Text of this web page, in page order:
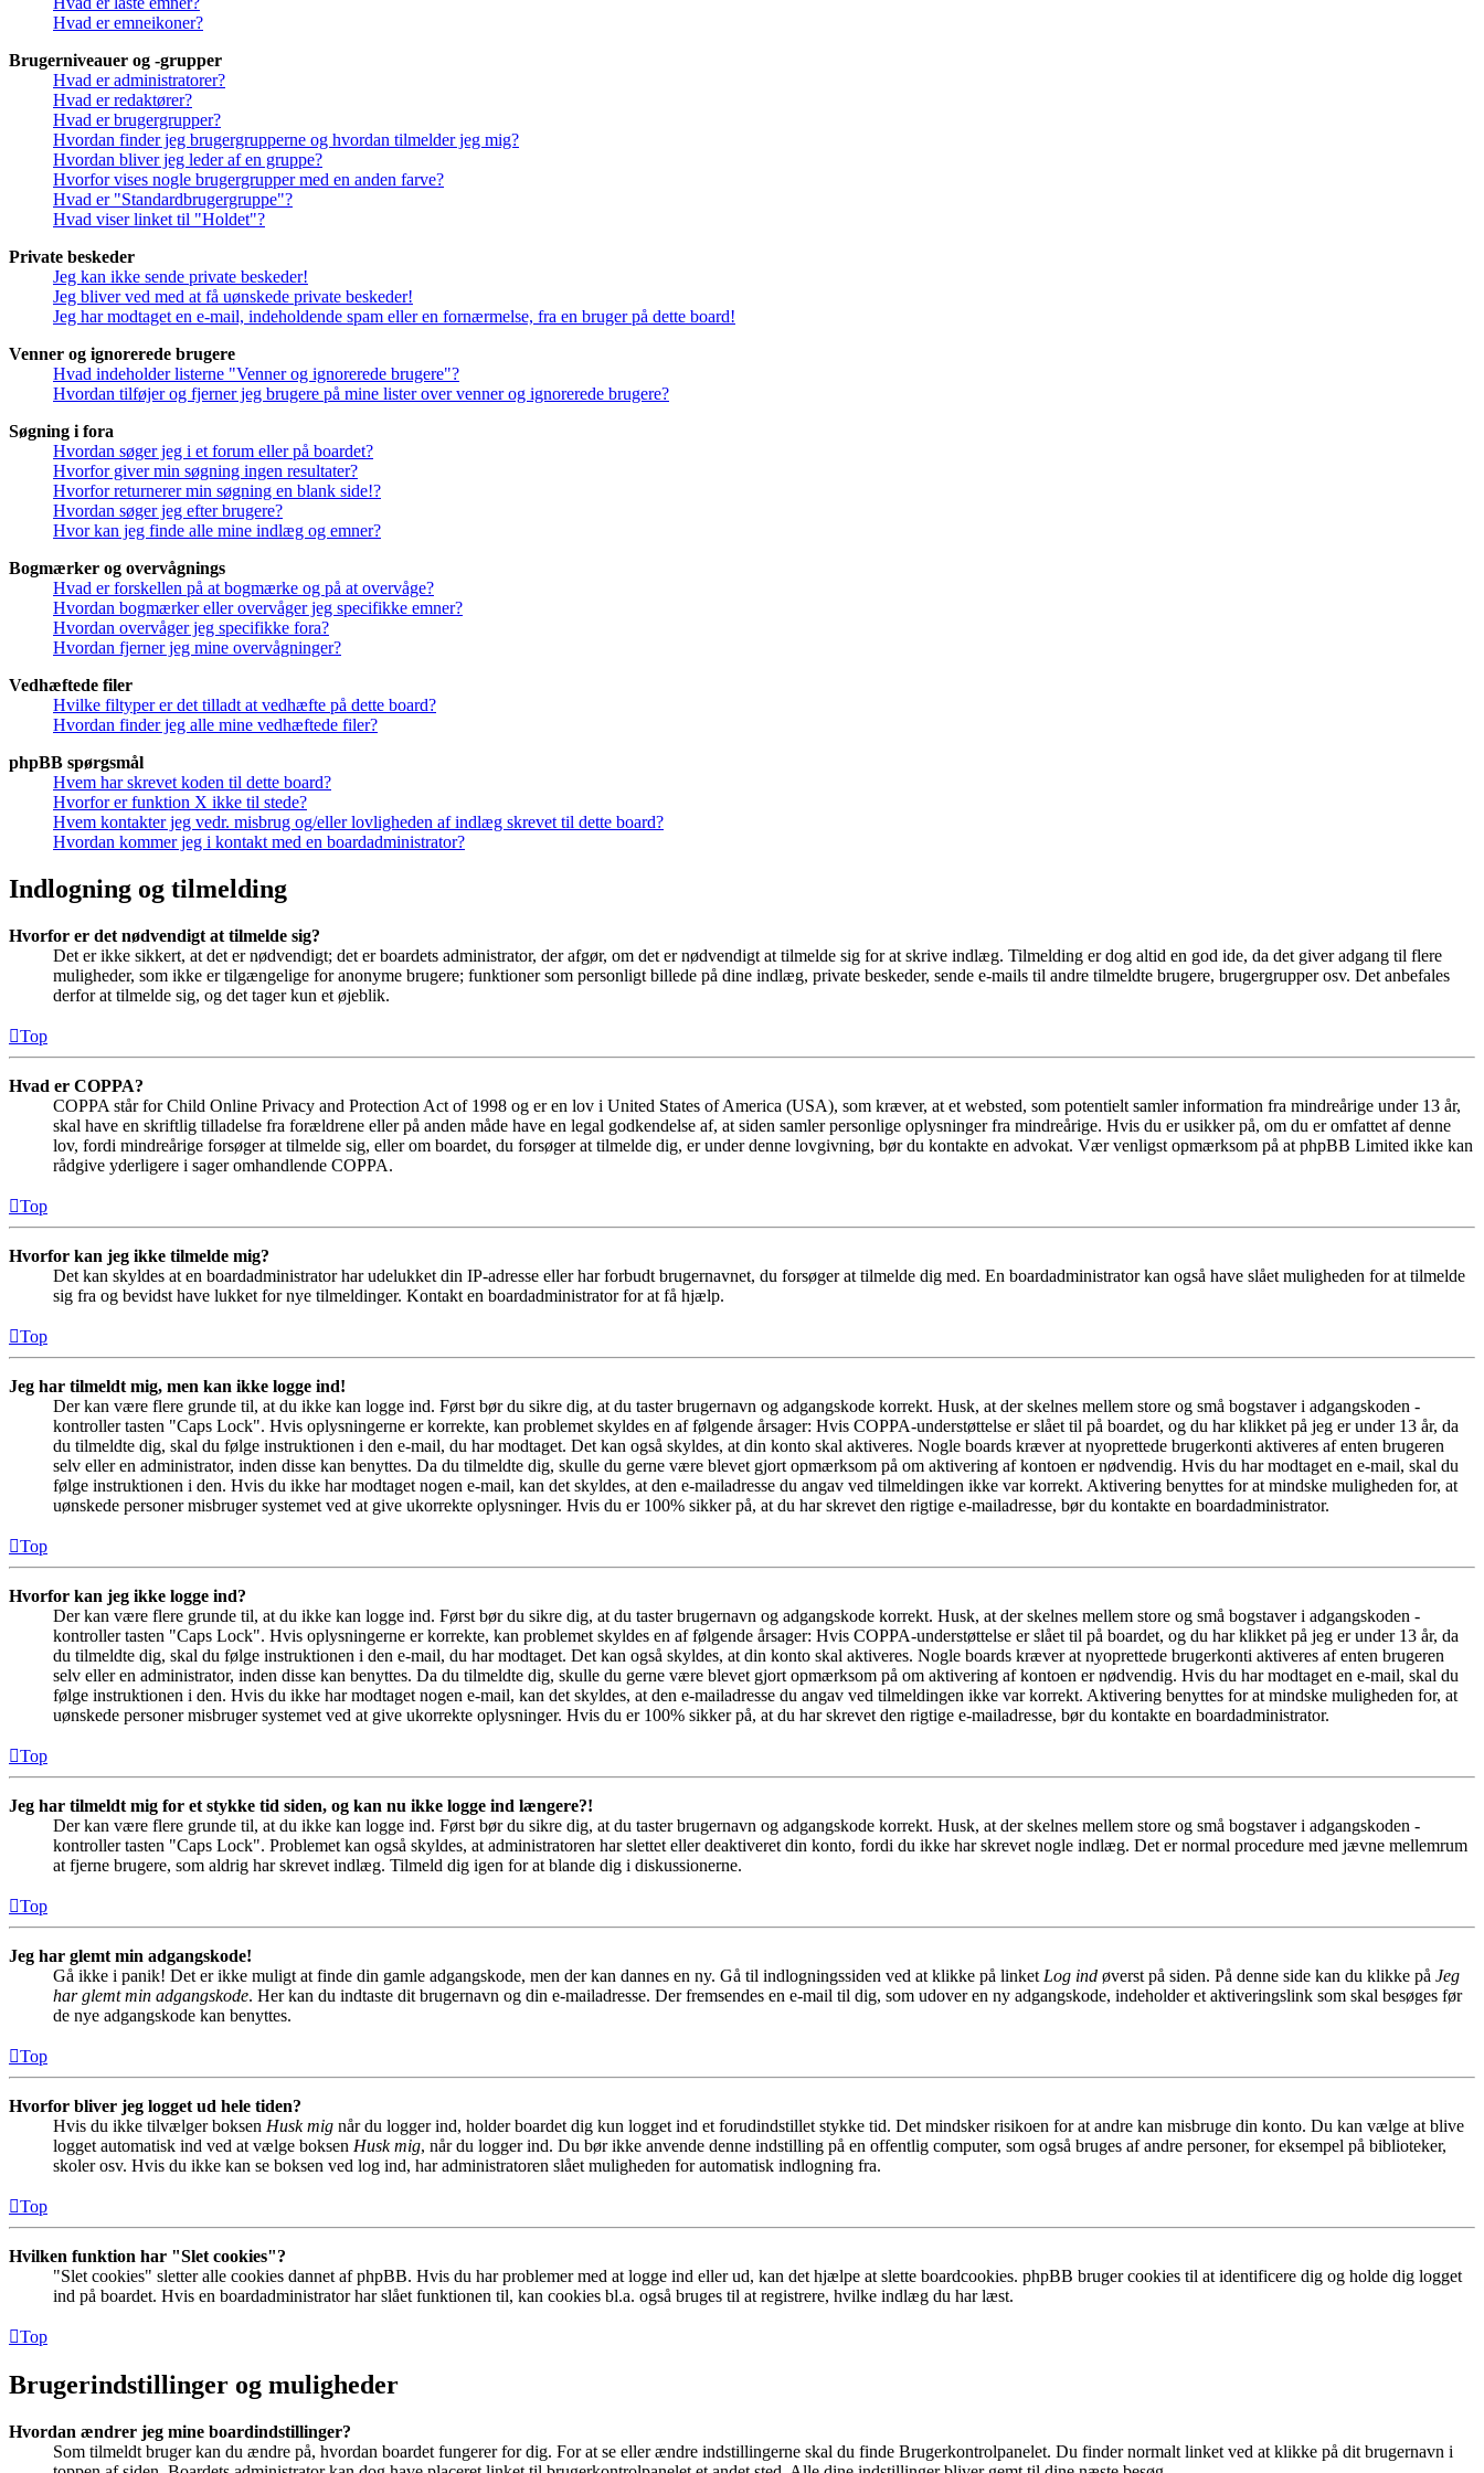
Hvad er emneikoner?
Brugerniveauer og -grupper
Hvad er administratorer?
Hvad er redaktører?
Hvad er brugergrupper?
Hvordan finder jeg brugergrupperne og hvordan tilmelder jeg mig?
Hvordan bliver jeg leder af en gruppe?
Hvorfor vises nogle brugergrupper med en anden farve?
Hvad er "Standardbrugergruppe"?
Hvad viser linket til "Holdet"?
Private beskeder
Jeg kan ikke sende private beskeder!
Jeg bliver ved med at få uønskede private beskeder!
Jeg har modtaget en e-mail, indeholdende spam eller en fornærmelse, fra en bruger på dette board!
Venner og ignorerede brugere
Hvad indeholder listerne "Venner og ignorerede brugere"?
Hvordan tilføjer og fjerner jeg brugere på mine lister over venner og ignorerede brugere?
Søgning i fora
Hvordan søger jeg i et forum eller på boardet?
Hvorfor giver min søgning ingen resultater?
Hvorfor returnerer min søgning en blank side!?
Hvordan søger jeg efter brugere?
Hvor kan jeg finde alle mine indlæg og emner?
Bogmærker og overvågnings
Hvad er forskellen på at bogmærke og på at overvåge?
Hvordan bogmærker eller overvåger jeg specifikke emner?
Hvordan overvåger jeg specifikke fora?
Hvordan fjerner jeg mine overvågninger?
Vedhæftede filer
Hvilke filtyper er det tilladt at vedhæfte på dette board?
Hvordan finder jeg alle mine vedhæftede filer?
phpBB spørgsmål
Hvem har skrevet koden til dette board?
Hvorfor er funktion X ikke til stede?
Hvem kontakter jeg vedr. misbrug og/eller lovligheden af indlæg skrevet til dette board?
Hvordan kommer jeg i kontakt med en boardadministrator?
Indlogning og tilmelding
Hvorfor er det nødvendigt at tilmelde sig?
Det er ikke sikkert, at det er nødvendigt; det er boardets administrator, der afgør, om det er nødvendigt at tilmelde sig for at skrive indlæg. Tilmelding er dog altid en god ide, da det giver adgang til flere
muligheder, som ikke er tilgængelige for anonyme brugere; funktioner som personligt billede på dine indlæg, private beskeder, sende e-mails til andre tilmeldte brugere, brugergrupper osv. Det anbefales
derfor at tilmelde sig, og det tager kun et øjeblik.
Top
Hvad er COPPA?
COPPA står for Child Online Privacy and Protection Act of 1998 og er en lov i United States of America (USA), som kræver, at et websted, som potentielt samler information fra mindreårige under 13 år,
skal have en skriftlig tilladelse fra forældrene eller på anden måde have en legal godkendelse af, at siden samler personlige oplysninger fra mindreårige. Hvis du er usikker på, om du er omfattet af denne
lov, fordi mindreårige forsøger at tilmelde sig, eller om boardet, du forsøger at tilmelde dig, er under denne lovgivning, bør du kontakte en advokat. Vær venligst opmærksom på at phpBB Limited ikke kan
rådgive yderligere i sager omhandlende COPPA.
Top
Hvorfor kan jeg ikke tilmelde mig?
Det kan skyldes at en boardadministrator har udelukket din IP-adresse eller har forbudt brugernavnet, du forsøger at tilmelde dig med. En boardadministrator kan også have slået muligheden for at tilmelde
sig fra og bevidst have lukket for nye tilmeldinger. Kontakt en boardadministrator for at få hjælp.
Top
Jeg har tilmeldt mig, men kan ikke logge ind!
Der kan være flere grunde til, at du ikke kan logge ind. Først bør du sikre dig, at du taster brugernavn og adgangskode korrekt. Husk, at der skelnes mellem store og små bogstaver i adgangskoden -
kontroller tasten "Caps Lock". Hvis oplysningerne er korrekte, kan problemet skyldes en af følgende årsager: Hvis COPPA-understøttelse er slået til på boardet, og du har klikket på jeg er under 13 år, da
du tilmeldte dig, skal du følge instruktionen i den e-mail, du har modtaget. Det kan også skyldes, at din konto skal aktiveres. Nogle boards kræver at nyoprettede brugerkonti aktiveres af enten brugeren
selv eller en administrator, inden disse kan benyttes. Da du tilmeldte dig, skulle du gerne være blevet gjort opmærksom på om aktivering af kontoen er nødvendig. Hvis du har modtaget en e-mail, skal du
følge instruktionen i den. Hvis du ikke har modtaget nogen e-mail, kan det skyldes, at den e-mailadresse du angav ved tilmeldingen ikke var korrekt. Aktivering benyttes for at mindske muligheden for, at
uønskede personer misbruger systemet ved at give ukorrekte oplysninger. Hvis du er 100% sikker på, at du har skrevet den rigtige e-mailadresse, bør du kontakte en boardadministrator.
Top
Hvorfor kan jeg ikke logge ind?
Der kan være flere grunde til, at du ikke kan logge ind. Først bør du sikre dig, at du taster brugernavn og adgangskode korrekt. Husk, at der skelnes mellem store og små bogstaver i adgangskoden -
kontroller tasten "Caps Lock". Hvis oplysningerne er korrekte, kan problemet skyldes en af følgende årsager: Hvis COPPA-understøttelse er slået til på boardet, og du har klikket på jeg er under 13 år, da
du tilmeldte dig, skal du følge instruktionen i den e-mail, du har modtaget. Det kan også skyldes, at din konto skal aktiveres. Nogle boards kræver at nyoprettede brugerkonti aktiveres af enten brugeren
selv eller en administrator, inden disse kan benyttes. Da du tilmeldte dig, skulle du gerne være blevet gjort opmærksom på om aktivering af kontoen er nødvendig. Hvis du har modtaget en e-mail, skal du
følge instruktionen i den. Hvis du ikke har modtaget nogen e-mail, kan det skyldes, at den e-mailadresse du angav ved tilmeldingen ikke var korrekt. Aktivering benyttes for at mindske muligheden for, at
uønskede personer misbruger systemet ved at give ukorrekte oplysninger. Hvis du er 100% sikker på, at du har skrevet den rigtige e-mailadresse, bør du kontakte en boardadministrator.
Top
Jeg har tilmeldt mig for et stykke tid siden, og kan nu ikke logge ind længere?!
Der kan være flere grunde til, at du ikke kan logge ind. Først bør du sikre dig, at du taster brugernavn og adgangskode korrekt. Husk, at der skelnes mellem store og små bogstaver i adgangskoden -
kontroller tasten "Caps Lock". Problemet kan også skyldes, at administratoren har slettet eller deaktiveret din konto, fordi du ikke har skrevet nogle indlæg. Det er normal procedure med jævne mellemrum
at fjerne brugere, som aldrig har skrevet indlæg. Tilmeld dig igen for at blande dig i diskussionerne.
Top
Jeg har glemt min adgangskode!
Gå ikke i panik! Det er ikke muligt at finde din gamle adgangskode, men der kan dannes en ny. Gå til indlogningssiden ved at klikke på linket Log ind øverst på siden. På denne side kan du klikke på Jeg
har glemt min adgangskode. Her kan du indtaste dit brugernavn og din e-mailadresse. Der fremsendes en e-mail til dig, som udover en ny adgangskode, indeholder et aktiveringslink som skal besøges før
de nye adgangskode kan benyttes.
Top
Hvorfor bliver jeg logget ud hele tiden?
Hvis du ikke tilvælger boksen Husk mig når du logger ind, holder boardet dig kun logget ind et forudindstillet stykke tid. Det mindsker risikoen for at andre kan misbruge din konto. Du kan vælge at blive
logget automatisk ind ved at vælge boksen Husk mig, når du logger ind. Du bør ikke anvende denne indstilling på en offentlig computer, som også bruges af andre personer, for eksempel på biblioteker,
skoler osv. Hvis du ikke kan se boksen ved log ind, har administratoren slået muligheden for automatisk indlogning fra.
Top
Hvilken funktion har "Slet cookies"?
"Slet cookies" sletter alle cookies dannet af phpBB. Hvis du har problemer med at logge ind eller ud, kan det hjælpe at slette boardcookies. phpBB bruger cookies til at identificere dig og holde dig logget
ind på boardet. Hvis en boardadministrator har slået funktionen til, kan cookies bl.a. også bruges til at registrere, hvilke indlæg du har læst.
Top
Brugerindstillinger og muligheder
Hvordan ændrer jeg mine boardindstillinger?
Som tilmeldt bruger kan du ændre på, hvordan boardet fungerer for dig. For at se eller ændre indstillingerne skal du finde Brugerkontrolpanelet. Du finder normalt linket ved at klikke på dit brugernavn i